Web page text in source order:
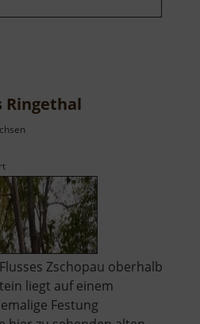
Ringethal
Zschopau oberhalb
liegt auf einem
Festung